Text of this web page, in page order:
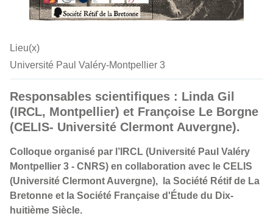
Lieu(x)
Université Paul Valéry-Montpellier 3
Responsables scientifiques : Linda Gil
(IRCL, Montpellier) et Françoise Le Borgne
(CELIS- Université Clermont Auvergne).
Colloque organisé par l’IRCL (Université Paul Valéry
Montpellier 3 - CNRS) en collaboration avec le CELIS
(Université Clermont Auvergne), la Société Rétif de La
Bretonne et la Société Française d'Étude du Dix-
huitième Siècle.